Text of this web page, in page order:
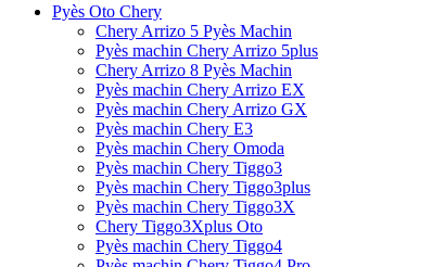
Pyès Oto Chery
Chery Arrizo 5 Pyès Machin
Pyès machin Chery Arrizo 5plus
Chery Arrizo 8 Pyès Machin
Pyès machin Chery Arrizo EX
Pyès machin Chery Arrizo GX
Pyès machin Chery E3
Pyès machin Chery Omoda
Pyès machin Chery Tiggo3
Pyès machin Chery Tiggo3plus
Pyès machin Chery Tiggo3X
Chery Tiggo3Xplus Oto
Pyès machin Chery Tiggo4